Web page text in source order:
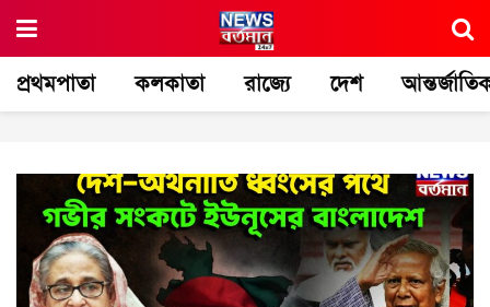
প্রথমপাতা কলকাতা রাজ্যে দেশ